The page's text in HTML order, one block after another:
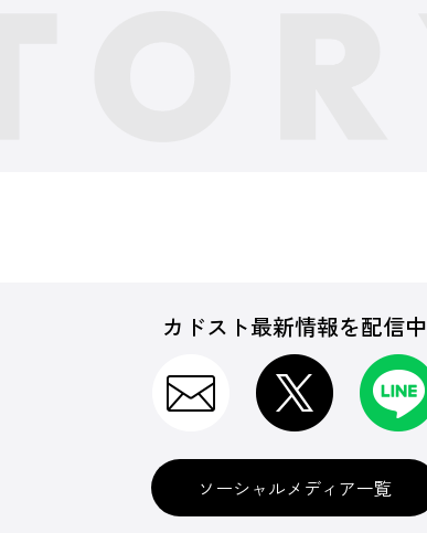
カドスト最新情報を配信中
ソーシャルメディア一覧